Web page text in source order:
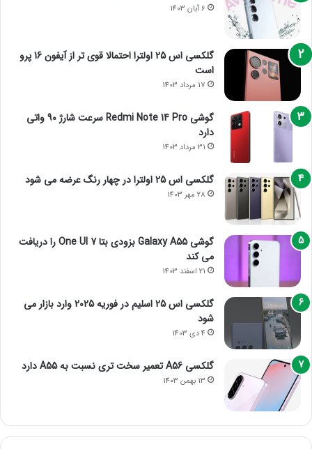
6 آبان 1403
گلکسی اس 25 اولترا احتمالا قوی تر از آیفون 16 پرو
است
17 مرداد 1403
گوشی Redmi Note 14 Pro سرعت شارژ 90 واتی
دارد
31 مرداد 1403
گلکسی اس 25 اولترا در چهار رنگ عرضه می شود
28 مهر 1403
گوشی Galaxy A55 بزودی بتا One UI 7 را دریافت
می کند
21 اسفند 1403
گلکسی اس 25 اسلیم در فوریه 2025 وارد بازار می
شود
4 دی 1403
گلکسی A56 تعمیر سخت تری نسبت به A55 دارد
13 بهمن 1403